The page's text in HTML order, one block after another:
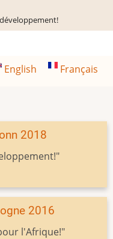
English Français
2018
2016
l'Afrique!"